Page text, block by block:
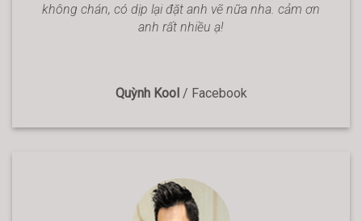
không chán, có dịp lại đặt anh vẽ nữa nha. cảm ơn
anh rất nhiều ạ!
Quỳnh Kool / Facebook